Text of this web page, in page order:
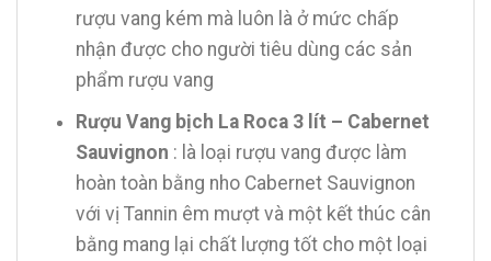
rượu vang kém mà luôn là ở mức chấp
nhận được cho người tiêu dùng các sản
phẩm rượu vang
Rượu Vang bịch La Roca 3 lít – Cabernet
Sauvignon : là loại rượu vang được làm
hoàn toàn bằng nho Cabernet Sauvignon
với vị Tannin êm mượt và một kết thúc cân
bằng mang lại chất lượng tốt cho một loại